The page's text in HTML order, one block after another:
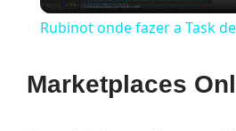
Rubinot onde fazer a Task
Marketplaces